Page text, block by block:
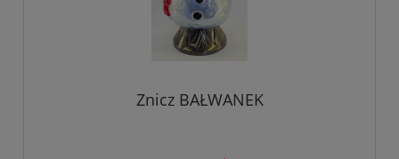
Znicz BAŁWANEK